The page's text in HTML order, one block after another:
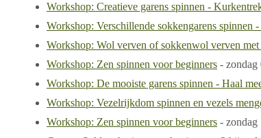
Workshop: Creatieve garens spinnen -
Workshop: Verschillende sokkengarens
Workshop: Wol verven of sokkenwol verven
Workshop: Zen spinnen voor beginners - zondag
Workshop: De mooiste garens spinnen - Haal
Workshop: Vezelrijkdom spinnen en vezels
Workshop: Zen spinnen voor beginners - zondag